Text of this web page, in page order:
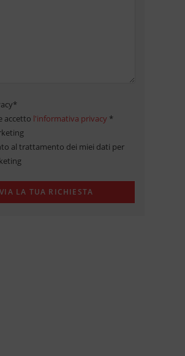
*
accetto l'informativa privacy *
al trattamento dei miei dati per